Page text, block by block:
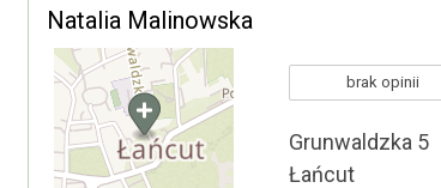
Natalia Malinowska
brak opinii
Grunwaldzka 5
Łańcut